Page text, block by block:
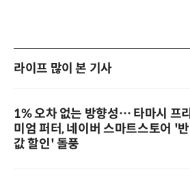
라이프 많이 본 기사
1% 오차 없는 방향성… 타마시 프리
미엄 퍼터, 네이버 스마트스토어 '반
값 할인' 돌풍